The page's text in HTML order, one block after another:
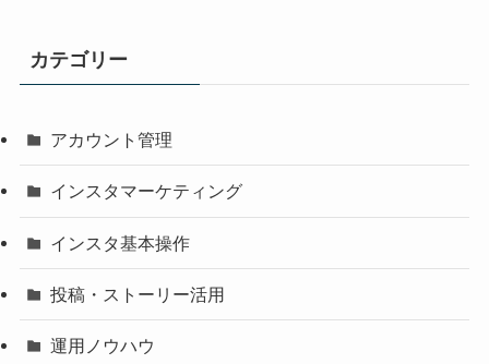
カテゴリー
アカウント管理
インスタマーケティング
インスタ基本操作
投稿・ストーリー活用
運用ノウハウ